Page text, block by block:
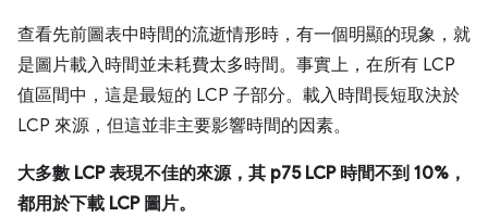
查看先前圖表中時間的流逝情形時，有一個明顯的現象，就
是圖片載入時間並未耗費太多時間。事實上，在所有 LCP
值區間中，這是最短的 LCP 子部分。載入時間長短取決於
LCP 來源，但這並非主要影響時間的因素。
大多數 LCP 表現不佳的來源，其 p75 LCP 時間不到 10%，
都用於下載 LCP 圖片。